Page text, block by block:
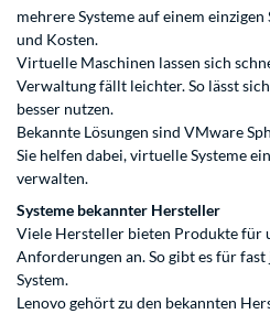
mehrere Systeme auf einem
und Kosten.
Virtuelle Maschinen lassen sich
Verwaltung fällt leichter. So lässt
besser nutzen.
Bekannte Lösungen sind VMware
Sie helfen dabei, virtuelle Systeme
verwalten.
Systeme bekannter Hersteller
Viele Hersteller bieten Produkte für
Anforderungen an. So gibt es für fast
System.
Lenovo gehört zu den bekannten